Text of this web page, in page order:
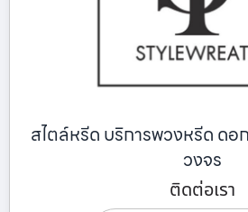
สไตล์หรีด บริการพวงหรีด ดอ
วงจร
ติดต่อเรา